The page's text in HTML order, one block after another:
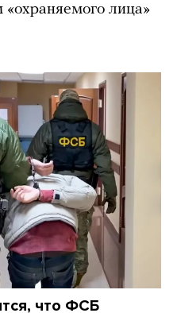
лица»
что ФСБ